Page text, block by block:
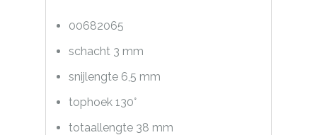
00682065
schacht 3 mm
snijlengte 6,5 mm
tophoek 130°
totaallengte 38 mm